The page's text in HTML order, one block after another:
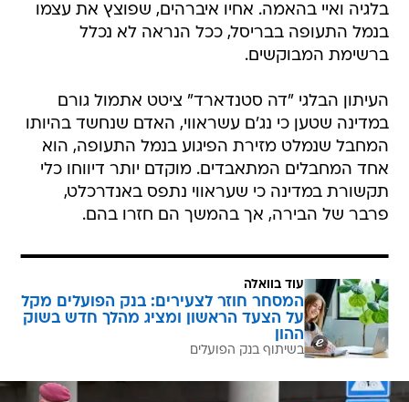
בלגיה ואיי בהאמה. אחיו איברהים, שפוצץ את עצמו
בנמל התעופה בבריסל, ככל הנראה לא נכלל
ברשימת המבוקשים.
העיתון הבלגי "דה סטנדארד" ציטט אתמול גורם
במדינה שטען כי נג'ם עשראווי, האדם שנחשד בהיותו
המחבל שנמלט מזירת הפיגוע בנמל התעופה, הוא
אחד המחבלים המתאבדים. מוקדם יותר דיווחו כלי
תקשורת במדינה כי שעראווי נתפס באנדרכלט,
פרבר של הבירה, אך בהמשך הם חזרו בהם.
עוד בוואלה
המסחר חוזר לצעירים: בנק הפועלים מקל
על הצעד הראשון ומציג מהלך חדש בשוק
ההון
בשיתוף בנק הפועלים